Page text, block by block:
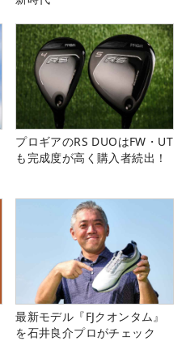
プロギアのRS DUOはFW・UT
も完成度が高く購入者続出！
最新モデル『FJクオンタム』
を石井良介プロがチェック